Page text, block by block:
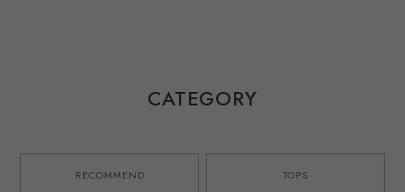
XL オレンジ/黒 サ
マーシャツ 夏服
ストック生地を使
ブルー 日本製 ゴ
を使用したタック
ショーツ ハーフパ
CATEGORY
RECOMMEND TOPS